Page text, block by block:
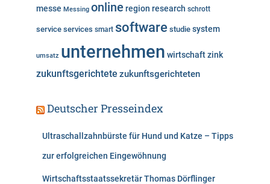
messe Messing online region research schrott
service services smart software studie system
umsatz unternehmen wirtschaftzink
zukunftsgerichtete zukunftsgerichteten
Deutscher Presseindex
Ultraschallzahnbürste für Hund und Katze – Tipps
zur erfolgreichen Eingewöhnung
Wirtschaftsstaatssekretär Thomas Dörflinger